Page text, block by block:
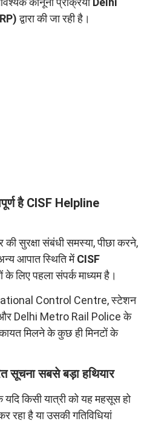
द्वारा की जा रही है।
है CISF Helpline
की सुरक्षा संबंधी समस्या, पीछा करने,
आपात स्थिति मेंCISF
के लिए पहला संपर्क माध्यम है।
Control Centre, स्टेशन
और Delhi Metro Rail Police के
मिलने के कुछ ही मिनटों के
सूचना सबसे बड़ा हथियार
यदि किसी यात्री को यह महसूस हो
रहा है या उसकी गतिविधियां